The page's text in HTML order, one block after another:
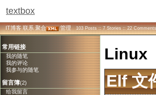
textbox
IT博客 联系 聚合 管理 103 Posts :: 7 Stories :: 22
常用链接
我的随笔
我的评论
我参与的随笔
留言簿(2)
给我留言
Linux
Elf 文